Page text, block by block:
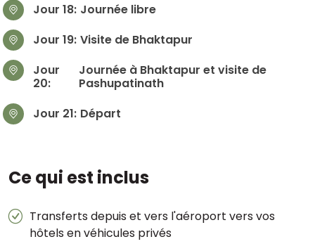
Jour 18: Journée libre
Jour 19: Visite de Bhaktapur
Jour
20:
Journée à Bhaktapur et visite de
Pashupatinath
Jour 21: Départ
Ce qui est inclus
Transferts depuis et vers l'aéroport vers vos
hôtels en véhicules privés